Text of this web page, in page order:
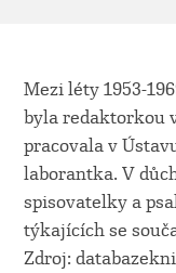
Mezi léty 1953-
byla redaktorkou
pracovala v
laborantka. V
spisovatelky a
týkajících se
Zdroj: